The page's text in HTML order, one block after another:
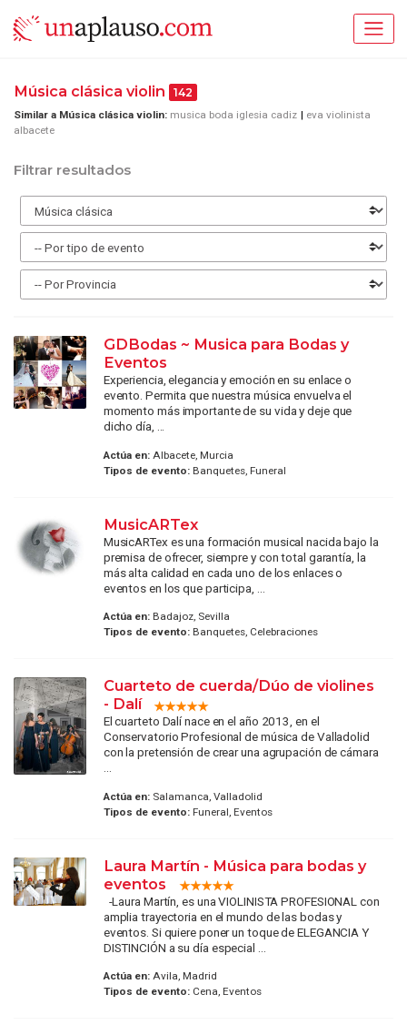
Música clásica violin 142
Similar a Música clásica violin: musica boda iglesia cadiz
eva violinista
albacete
Filtrar resultados
GDBodas ~ Musica para Bodas y
Eventos
Experiencia, elegancia y emoción en su enlace o
evento. Permita que nuestra música envuelva el
momento más importante de su vida y deje que
dicho día, ...
Actúa en:Albacete, Murcia
Tipos de evento:Banquetes, Funeral
MusicARTex
MusicARTex es una formación musical nacida bajo la
premisa de ofrecer, siempre y con total garantía, la
más alta calidad en cada uno de los enlaces o
eventos en los que participa, ...
Actúa en:Badajoz, Sevilla
Tipos de evento:Banquetes, Celebraciones
Cuarteto de cuerda/Dúo de violines
- Dalí
El cuarteto Dalí nace en el año 2013, en el
Conservatorio Profesional de música de Valladolid
con la pretensión de crear una agrupación de cámara
...
Actúa en:Salamanca, Valladolid
Tipos de evento:Funeral, Eventos
Laura Martín - Música para bodas y
eventos
-Laura Martín, es una VIOLINISTA PROFESIONAL con
amplia trayectoria en el mundo de las bodas y
eventos. Si quiere poner un toque de ELEGANCIA Y
DISTINCIÓN a su día especial ...
Actúa en:Avila, Madrid
Tipos de evento:Cena, Eventos